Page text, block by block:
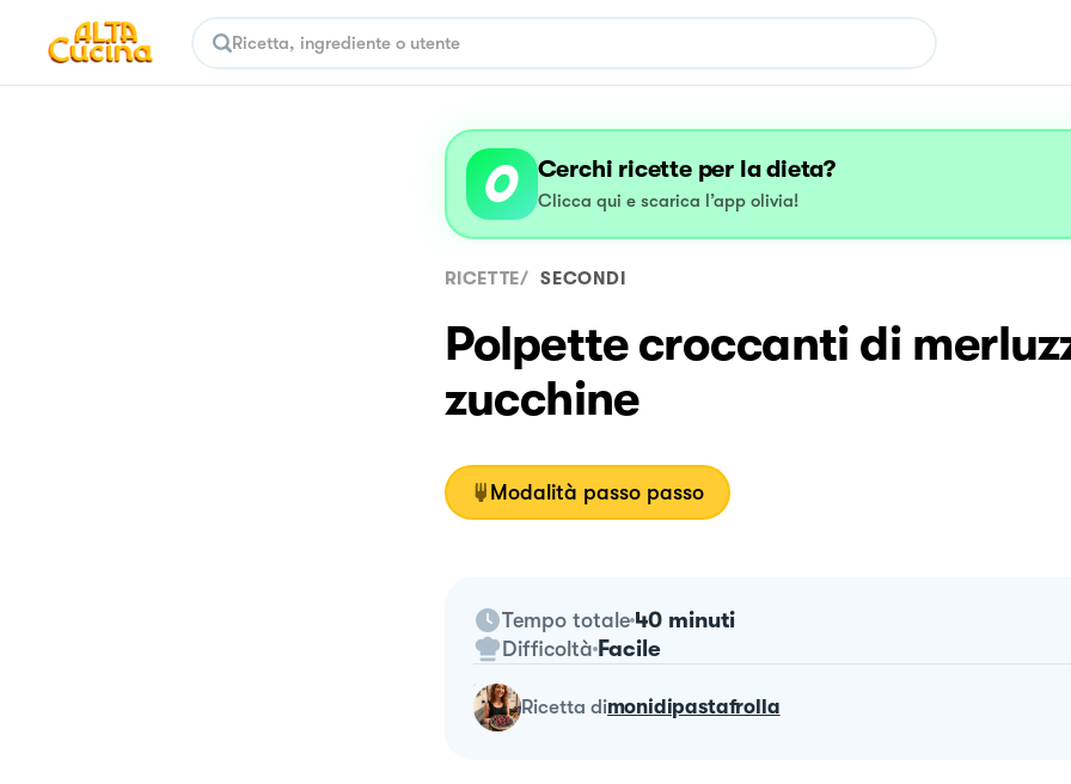
Cerchi ricette per la dieta?
Clicca qui e scarica l’app olivia!
RICETTE/ SECONDI
Polpette croccanti di
zucchine
Modalità passo passo
Tempo totale 40 minuti
Difficoltà Facile
ricetta dimonidipastafrolla